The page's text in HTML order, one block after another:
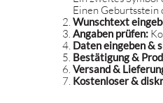
Einen
Wunschtext
Angaben prüfen:
Daten eingeben &
Bestätigung &
Versand &
Kostenloser &